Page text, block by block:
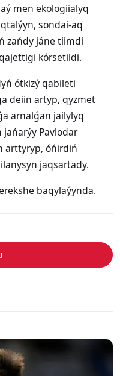
men ekologiialyq
sondai-aq
zańdy jáne tiimdi
kórsetildi.
ótkizý qabileti
deiin artyp, qyzmet
arnalǵan jailylyq
Pavlodar
arttyryp, óńirdiń
jaqsartady.
baqylaýynda.